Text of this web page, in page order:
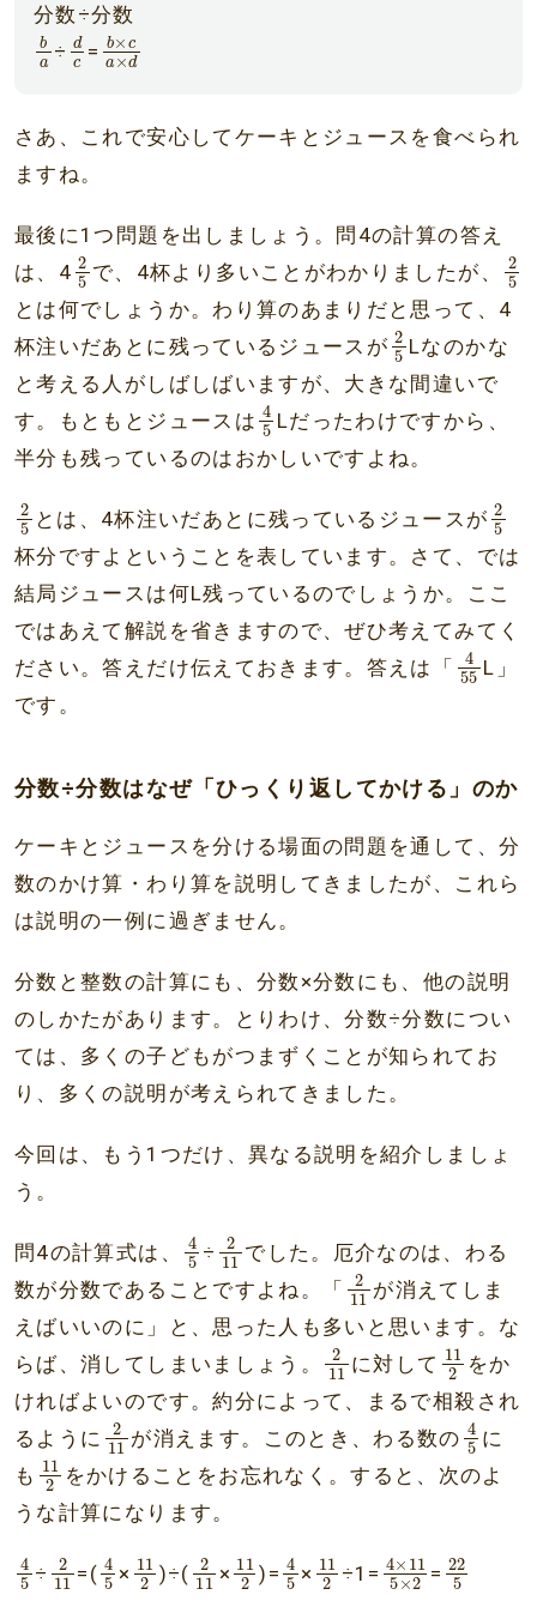
分数÷分数
b
a
b ÷ d
c
d = b×c
a×d
b×c
さあ、これで安心してケーキとジュースを食べられ
ますね。
最後に1つ問題を出しましょう。問4の計算の答え
は、4 2
5
2 5
で、4杯より多いことがわかりましたが、
2
5
2
とは何でしょうか。わり算のあまりだと思って、4
杯注いだあとに残っているジュースが 2
5
2 5Lなのかな
と考える人がしばしばいますが、大きな間違いで
す。もともとジュースは 4
5
4 5Lだったわけですから、
半分も残っているのはおかしいですよね。
2
5
2 5
とは、4杯注いだあとに残っているジュースが 2
5
2
杯分ですよということを表しています。さて、では
結局ジュースは何L残っているのでしょうか。ここ
ではあえて解説を省きますので、ぜひ考えてみてく
ださい。答えだけ伝えておきます。答えは「 4
55
455L」
です。
分数÷分数はなぜ「ひっくり返してかける」のか
ケーキとジュースを分ける場面の問題を通して、分
数のかけ算・わり算を説明してきましたが、これら
は説明の一例に過ぎません。
分数と整数の計算にも、分数×分数にも、他の説明
のしかたがあります。とりわけ、分数÷分数につい
ては、多くの子どもがつまずくことが知られてお
り、多くの説明が考えられてきました。
今回は、もう1つだけ、異なる説明を紹介しましょ
う。
問4の計算式は、
4
5
4 ÷ 2
11
211でした。厄介なのは、わる
数が分数であることですよね。「 2
11
211
が消えてしま
えばいいのに」と、思った人も多いと思います。な
らば、消してしまいましょう。
2
11
211
に対して 11
2
11 2
をか
ければよいのです。約分によって、まるで相殺され
るように
2
11
211
が消えます。このとき、わる数の 4
5
4 5
に
も 11
2
11 2
をかけることをお忘れなく。すると、次のよ
うな計算になります。
4
5
4 ÷ 2
11
211
=( 4
5
4 × 11
2
11)÷( 2
11
211
× 11
2
11)= 4
5
4 × 11
2
11 2
÷1= 4×11
5×2
4×11 5×
= 22
5
22